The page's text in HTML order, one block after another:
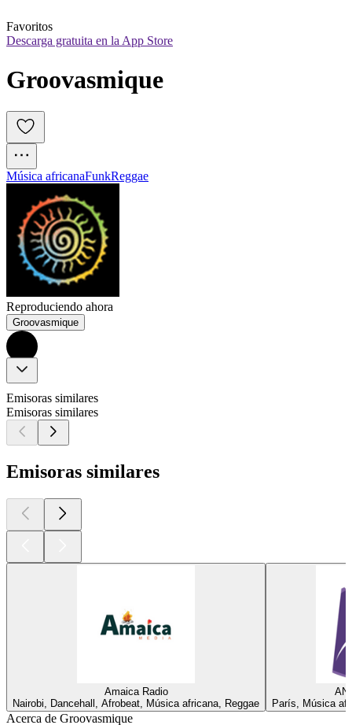
Favoritos
Descarga gratuita en la App Store
Groovasmique
Música africanaFunkReggae
Reproduciendo ahora
Groovasmique
Emisoras similares
Emisoras similares
Emisoras similares
Amaica Radio
Nairobi, Dancehall, Afrobeat, Música africana, Reggae
París, Música
Acerca de Groovasmique